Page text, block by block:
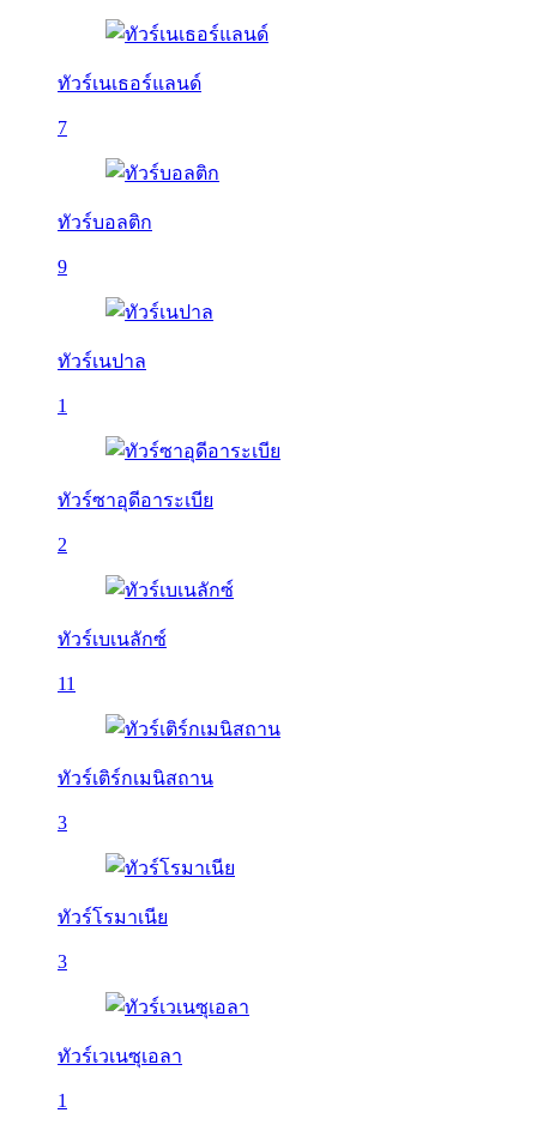
ทัวร์เนเธอร์แลนด์
7
ทัวร์บอลติก
9
ทัวร์เนปาล
1
ทัวร์ซาอุดีอาระเบีย
2
ทัวร์เบเนลักซ์
11
ทัวร์เติร์กเมนิสถาน
3
ทัวร์โรมาเนีย
3
ทัวร์เวเนซุเอลา
1